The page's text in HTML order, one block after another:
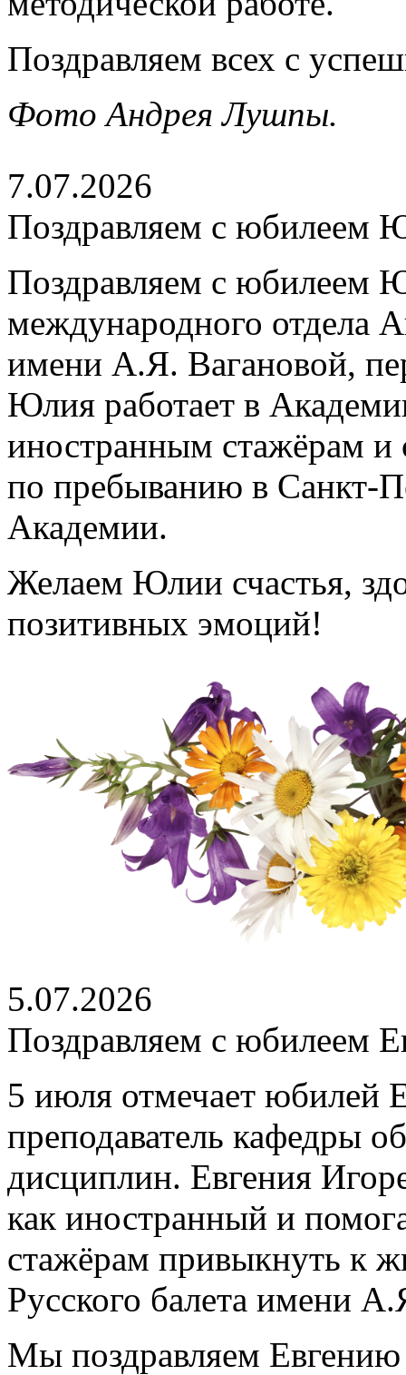
Поздравляем всех с
Фото Андрея Лушпы.
7.07.2026
Поздравляем с юбилеем
Поздравляем с юбилеем
международного отдела
имени А.Я. Вагановой,
Юлия работает в
иностранным стажёрам и
по пребыванию в Санкт-
Академии.
Желаем Юлии счастья,
позитивных эмоций!
5.07.2026
Поздравляем с юбилеем
5 июля отмечает юбилей
преподаватель кафедры
дисциплин. Евгения
как иностранный и
стажёрам привыкнуть к
Русского балета имени
Мы поздравляем